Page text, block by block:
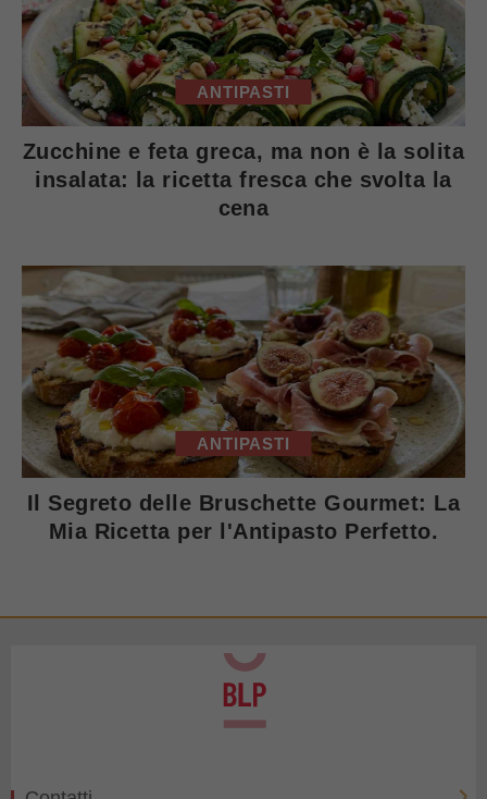
ANTIPASTI
Zucchine e feta greca, ma non è la solita
insalata: la ricetta fresca che svolta la
cena
ANTIPASTI
Il Segreto delle Bruschette Gourmet: La
Mia Ricetta per l'Antipasto Perfetto.